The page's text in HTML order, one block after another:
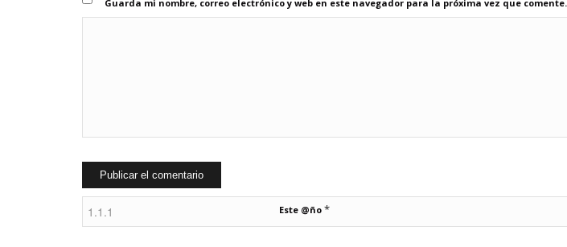
Guarda mi nombre, correo electrónico y web en este navegador para la próxima vez que comente.
Este @ño *